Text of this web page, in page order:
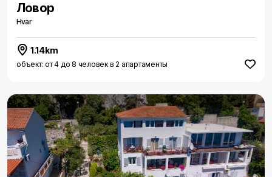
Ловор
Hvar
1.14km
объект: от 4 до 8 человек в 2 апартаменты